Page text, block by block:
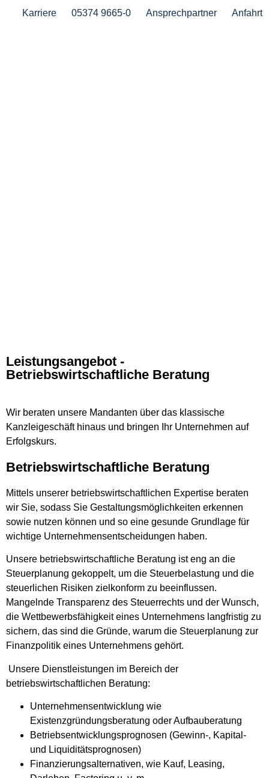
Karriere 05374 9665-0 Ansprechpartner Anfahrt
Leistungsangebot -
Betriebswirtschaftliche Beratung
Wir beraten unsere Mandanten über das klassische
Kanzleigeschäft hinaus und bringen Ihr Unternehmen auf
Erfolgskurs.
Betriebswirtschaftliche Beratung
Mittels unserer betriebswirtschaftlichen Expertise beraten
wir Sie, sodass Sie Gestaltungsmöglichkeiten erkennen
sowie nutzen können und so eine gesunde Grundlage für
wichtige Unternehmensentscheidungen haben.
Unsere betriebswirtschaftliche Beratung ist eng an die
Steuerplanung gekoppelt, um die Steuerbelastung und die
steuerlichen Risiken zielkonform zu beeinflussen.
Mangelnde Transparenz des Steuerrechts und der Wunsch,
die Wettbewerbsfähigkeit eines Unternehmens langfristig zu
sichern, das sind die Gründe, warum die Steuerplanung zur
Finanzpolitik eines Unternehmens gehört.
Unsere Dienstleistungen im Bereich der
betriebswirtschaftlichen Beratung:
Unternehmensentwicklung wie
Existenzgründungsberatung oder Aufbauberatung
Betriebsentwicklungsprognosen (Gewinn-, Kapital-
und Liquiditätsprognosen)
Finanzierungsalternativen, wie Kauf, Leasing,